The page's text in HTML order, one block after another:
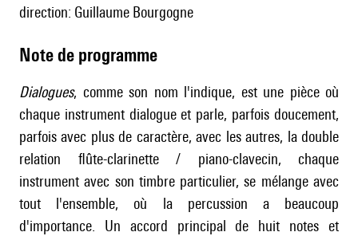
direction: Guillaume Bourgogne
Note de programme
Dialogues, comme son nom l'indique, est une pièce où
chaque instrument dialogue et parle, parfois doucement,
parfois avec plus de caractère, avec les autres, la double
relation flûte-clarinette / piano-clavecin, chaque
instrument avec son timbre particulier, se mélange avec
tout l'ensemble, où la percussion a beaucoup
d'importance. Un accord principal de huit notes et